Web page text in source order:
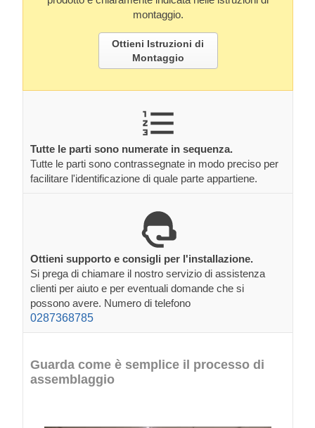
montaggio.
Ottieni Istruzioni di
Montaggio
Tutte le parti sono numerate in sequenza.
Tutte le parti sono contrassegnate in modo preciso per
facilitare l'identificazione di quale parte appartiene.
Ottieni supporto e consigli per l'installazione.
Si prega di chiamare il nostro servizio di assistenza
clienti per aiuto e per eventuali domande che si
possono avere. Numero di telefono
0287368785
Guarda come è semplice il processo di
assemblaggio